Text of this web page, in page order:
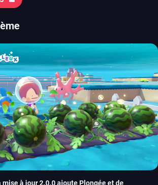
mise à jour 2.0.0 ajoute Plongée et de